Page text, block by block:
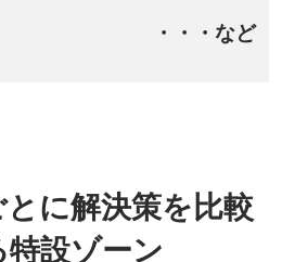
・・・など
に解決策を比較
設ゾーン